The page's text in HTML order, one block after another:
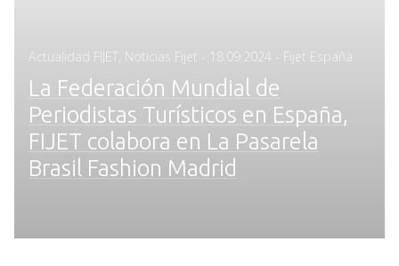
Actualidad FIJET Noticias Fijet - Posted
18.09.2024 - Fijet España
La Federación Mundial de
Periodistas Turísticos en España,
FIJET colabora en La Pasarela
Brasil Fashion Madrid